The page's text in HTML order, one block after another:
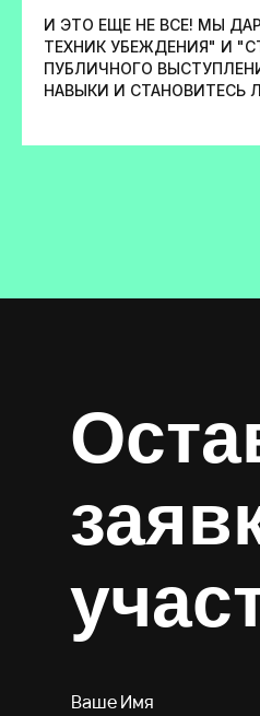
И ЭТО ЕЩЕ НЕ ВСЕ! МЫ
ТЕХНИК УБЕЖДЕНИЯ" И
ПУБЛИЧНОГО
НАВЫКИ И СТАНОВИТЕСЬ
Ваше Имя
Онлайн-курс ораторского мастерства
Бесплатный курс ораторского мастерства
Курс актерского мастерства
О компании
О Реформа лаб
+7 (966) 445
Москва,
проспект д.
Москва,
Вернадского,
Москва,
Документы